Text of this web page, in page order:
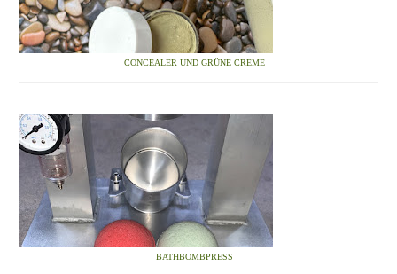
CONCEALER UND GRÜNE CREME
BATHBOMBPRESS